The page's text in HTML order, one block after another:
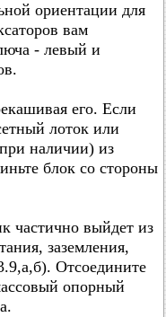
ориентации для
вам
- левый и
его. Если
лоток или
наличии) из
блок со стороны
частично выйдет из
заземления,
Отсоедините
опорный